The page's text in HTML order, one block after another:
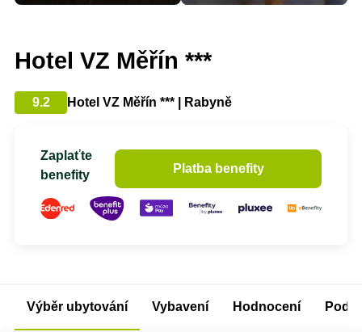
Hotel VZ Měřín ***
9.2 Hotel VZ Měřín *** | Rabyně
Zaplaťte
benefity
Platba benefity
Výběr ubytování Vybavení Hodnocení